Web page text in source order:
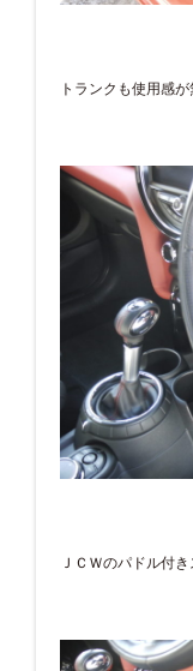
トランクも使用感
ＪＣＷのパドル付